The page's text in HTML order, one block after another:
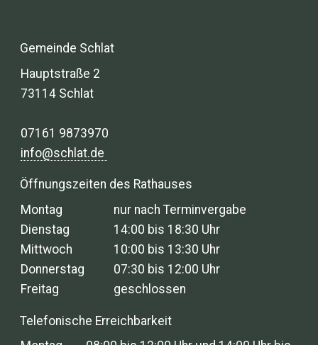
Gemeinde Schlat
Hauptstraße 2
73114 Schlat
07161 9873970
info@schlat.de
Öffnungszeiten des Rathauses
Montag
nur nach Terminvergabe
Dienstag
14:00 bis 18:30 Uhr
Mittwoch
10:00 bis 13:30 Uhr
Donnerstag
07:30 bis 12:00 Uhr
Freitag
geschlossen
Telefonische Erreichbarkeit